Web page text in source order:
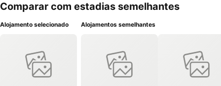
por dia, acesso facilitado a pessoas com mobilidade condicionada,
armazenamento de bagagem, terraço, serviço de câmbio, fax e
recepção, equipa multilingue, discoteca, assistência turística e
máquina de lavar roupa. Também pode usufruir de loja de
conveniência e lavandaria. Todos os quartos do hostel são para não
Comparar com estadias semelhantes
Alojamento selecionado Alojamentos semelhantes